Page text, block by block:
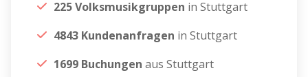
225 Volksmusikgruppen in Stuttgart
4843 Kundenanfragen in Stuttgart
1699 Buchungen aus Stuttgart